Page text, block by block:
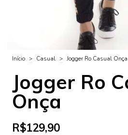
Início > Casual > Jogger Ro Casual Onça
Jogger Ro
Onça
R$129,90